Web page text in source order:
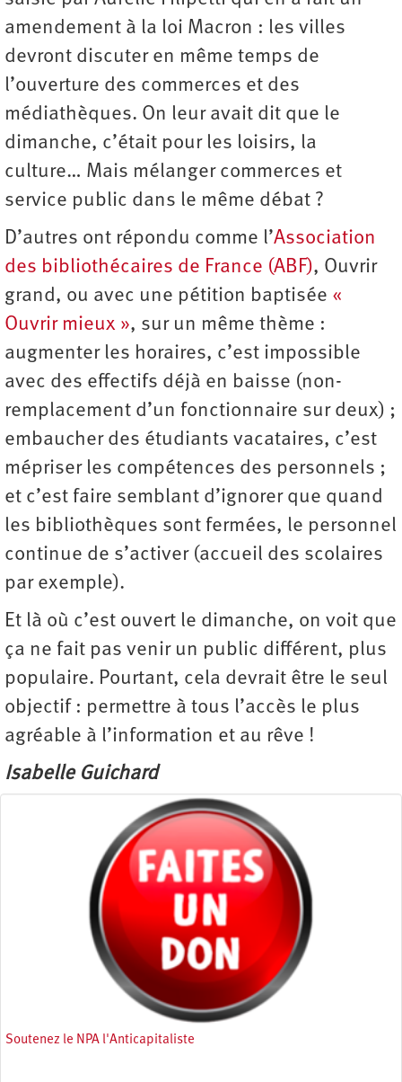
amendement à la loi Macron : les villes
devront discuter en même temps de
l’ouverture des commerces et des
médiathèques. On leur avait dit que le
dimanche, c’était pour les loisirs, la
culture… Mais mélanger commerces et
service public dans le même débat ?
D’autres ont répondu comme l’Association
des bibliothécaires de France (ABF), Ouvrir
grand, ou avec une pétition baptisée «
Ouvrir mieux », sur un même thème :
augmenter les horaires, c’est impossible
avec des effectifs déjà en baisse (non-
remplacement d’un fonctionnaire sur deux) ;
embaucher des étudiants vacataires, c’est
mépriser les compétences des personnels ;
et c’est faire semblant d’ignorer que quand
les bibliothèques sont fermées, le personnel
continue de s’activer (accueil des scolaires
par exemple).
Et là où c’est ouvert le dimanche, on voit que
ça ne fait pas venir un public différent, plus
populaire. Pourtant, cela devrait être le seul
objectif : permettre à tous l’accès le plus
agréable à l’information et au rêve !
Isabelle Guichard
Soutenez le NPA l'Anticapitaliste